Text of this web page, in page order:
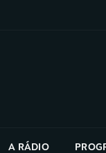
A RÁDIO